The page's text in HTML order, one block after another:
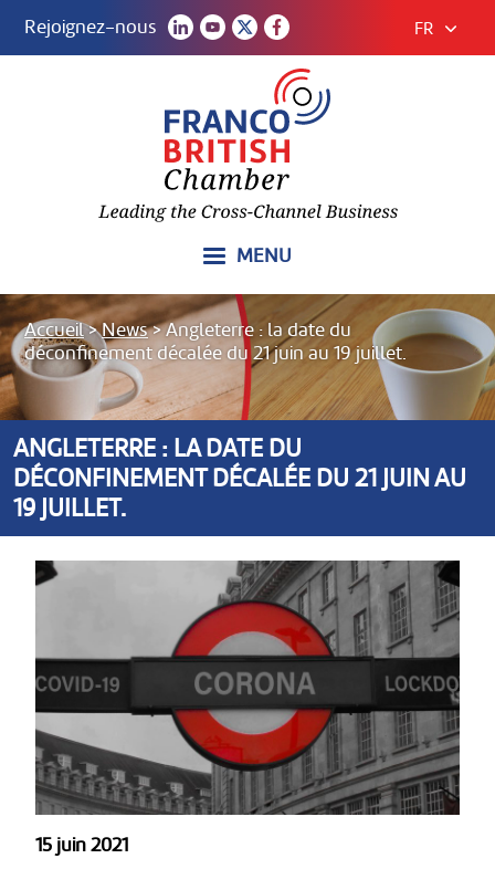
Rejoignez-nous FR
MENU
Accueil>News>Angleterre : la date du
déconfinement décalée du 21 juin au 19 juillet.
ANGLETERRE : LA DATE DU
DÉCONFINEMENT DÉCALÉE DU 21 JUIN AU
19 JUILLET.
15 juin 2021